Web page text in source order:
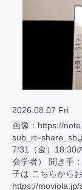
2026.08.07 Fri
画像：https://
sub_rt=share_sb
7/31（金）18:30
会学者） 聞き手
子は こちらから
https://